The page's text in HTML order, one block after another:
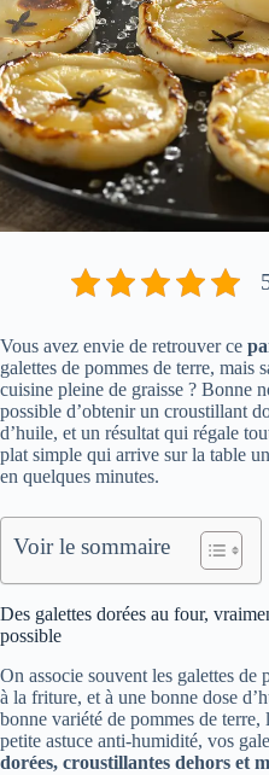
Vous avez envie de retrouver ce
galettes de pommes de terre, mais
cuisine pleine de graisse ? Bonne
possible d’obtenir un croustillant
d’huile, et un résultat qui régale
plat simple qui arrive sur la table
en quelques minutes.
Voir le sommaire
Des galettes dorées au four,
possible
On associe souvent les galettes de
à la friture, et à une bonne dose
bonne variété de pommes de terre,
petite astuce anti-humidité, vos
dorées, croustillantes dehors et